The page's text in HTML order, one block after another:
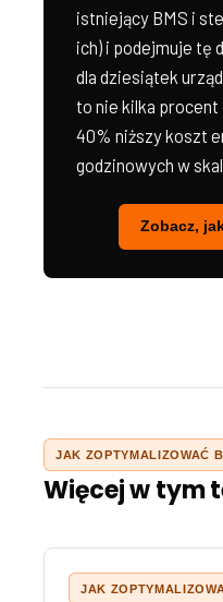
istniejący BMS i
ich) i podejmuje tę
dla dziesiątek
to nie kilka procent
40% niższy koszt
godzinowych w
Zobacz,
JAK ZOPTYMALIZOWAĆ
Więcej w tym
JAK